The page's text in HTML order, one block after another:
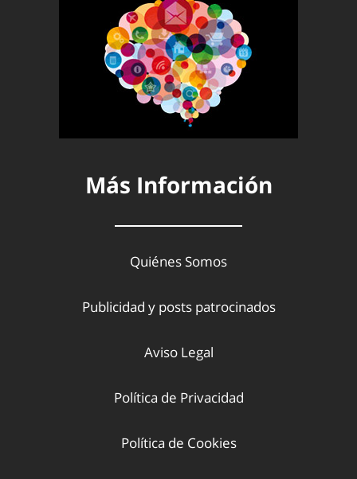
Más Información
Quiénes Somos
Publicidad y posts patrocinados
Aviso Legal
Política de Privacidad
Política de Cookies